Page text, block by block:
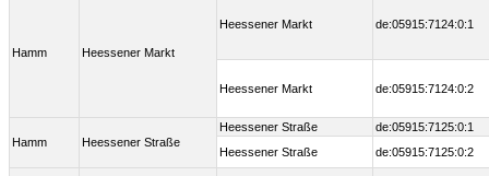
Hamm Heessener Markt
Heessener Markt de:05915:7124:0:1
Heessener Markt de:05915:7124:0:2
Hamm Heessener Straße
Heessener Straße
de:05915:7125:0:1
Heessener Straße
de:05915:7125:0:2